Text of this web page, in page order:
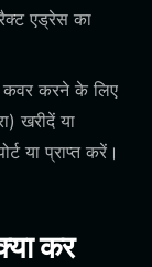
एड्रेस का
करने के लिए
खरीदें या
या प्राप्त करें।
कर